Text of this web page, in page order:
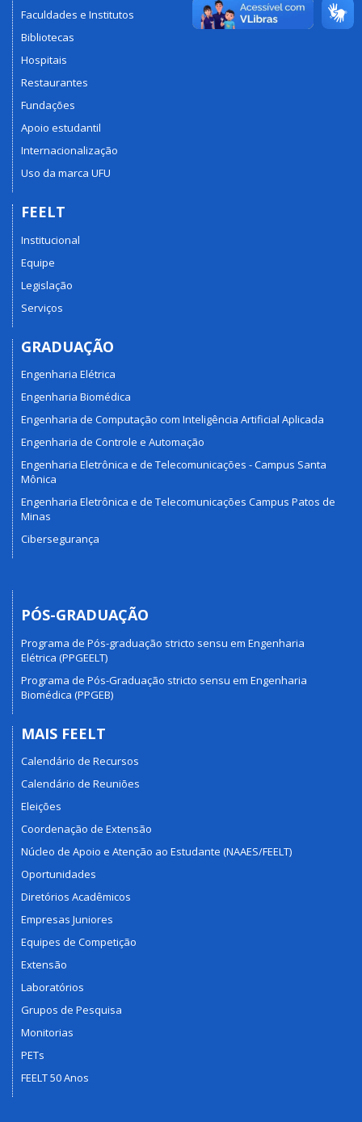
Faculdades e Institutos
Bibliotecas
Hospitais
Restaurantes
Fundações
Apoio estudantil
Internacionalização
Uso da marca UFU
FEELT
Institucional
Equipe
Legislação
Serviços
GRADUAÇÃO
Engenharia Elétrica
Engenharia Biomédica
Engenharia de Computação com Inteligência Artificial Aplicada
Engenharia de Controle e Automação
Engenharia Eletrônica e de Telecomunicações - Campus Santa
Mônica
Engenharia Eletrônica e de Telecomunicações Campus Patos de
Minas
Cibersegurança
PÓS-GRADUAÇÃO
Programa de Pós-graduação stricto sensu em Engenharia
Elétrica (PPGEELT)
Programa de Pós-Graduação stricto sensu em Engenharia
Biomédica (PPGEB)
MAIS FEELT
Calendário de Recursos
Calendário de Reuniões
Eleições
Coordenação de Extensão
Núcleo de Apoio e Atenção ao Estudante (NAAES/FEELT)
Oportunidades
Diretórios Acadêmicos
Empresas Juniores
Equipes de Competição
Extensão
Laboratórios
Grupos de Pesquisa
Monitorias
PETs
FEELT 50 Anos